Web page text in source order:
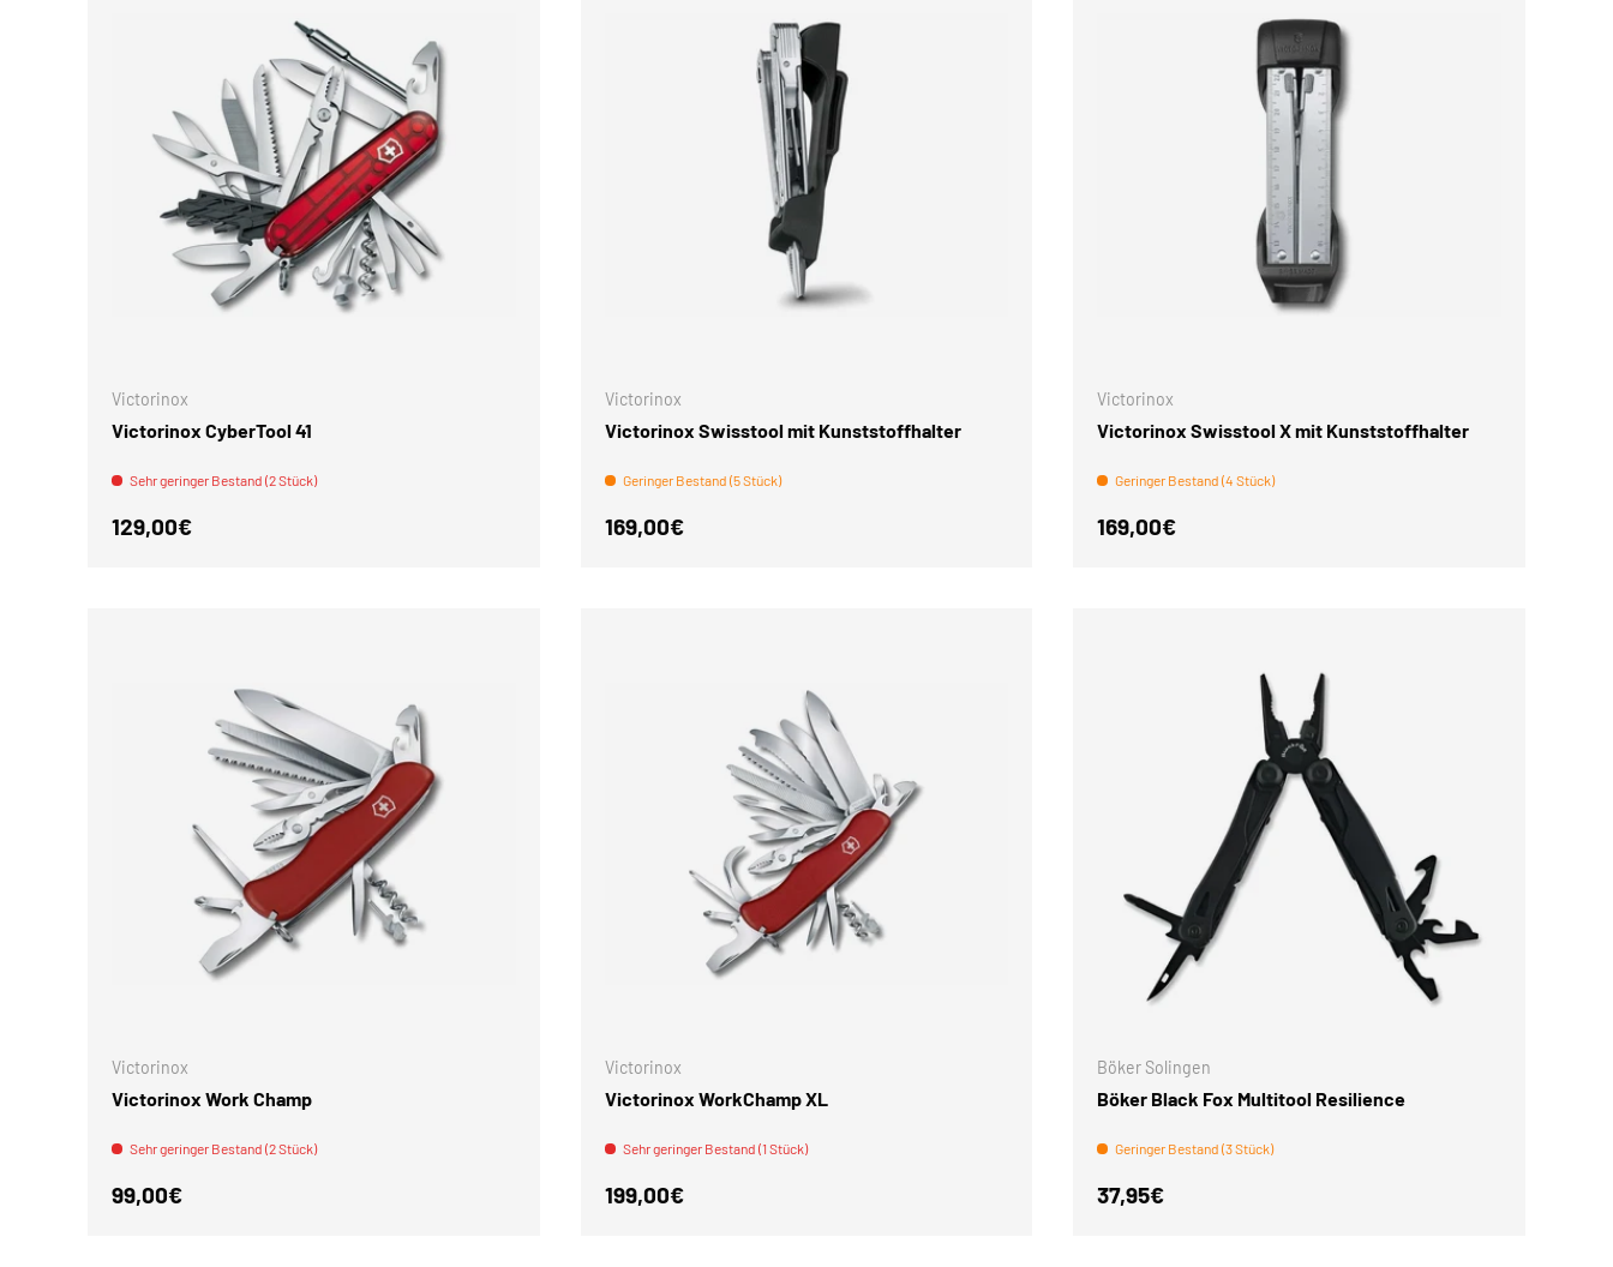
Victorinox
Victorinox CyberTool 41
Sehr geringer Bestand (2 Stück)
Normaler Preis
129,00€
Victorinox
Victorinox Swisstool mit Kunststoffhalter
Geringer Bestand (5 Stück)
Normaler Preis
169,00€
Victorinox
Victorinox Swisstool X mit Kunststoffhalter
Geringer Bestand (4 Stück)
Normaler Preis
169,00€
Victorinox
Victorinox Work Champ
Sehr geringer Bestand (2 Stück)
Normaler Preis
99,00€
Victorinox
Victorinox WorkChamp XL
Sehr geringer Bestand (1 Stück)
Normaler Preis
199,00€
Böker Solingen
Böker Black Fox Multitool Resilience
Geringer Bestand (3 Stück)
Normaler Preis
37,95€